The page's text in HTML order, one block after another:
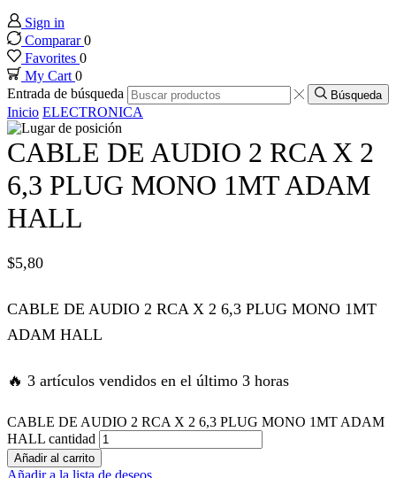
Hacklink panel
Hacklink panel
Hacklink panel
Hacklink panel
Hacklink panel
Hacklink panel
Hacklink satın al
Hacklink panel
Sign in
Comparar0
Favorites 0
My Cart0
Entrada de búsqueda
Búsqueda
Inicio ELECTRONICA
CABLE DE AUDIO 2 RCA X 2
6,3 PLUG MONO 1MT ADAM
HALL
$5,80
CABLE DE AUDIO 2 RCA X 2 6,3 PLUG MONO 1MT
ADAM HALL
🔥 3 artículos vendidos en el último 3 horas
CABLE DE AUDIO 2 RCA X 2 6,3 PLUG MONO 1MT ADAM
HALL cantidad
Añadir al carrito
Añadir a la lista de deseos